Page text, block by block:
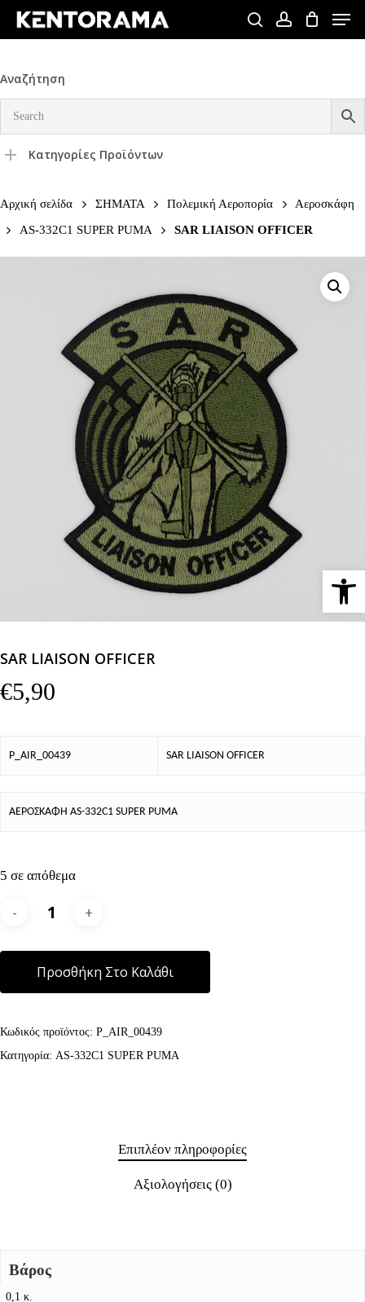
Skip
content
searchaccount
Menu
Αναζήτηση
Κατηγορίες Προϊόντων
Αρχική σελίδα ΣΗΜΑΤΑ Πολεμική Αεροπορία
Αεροσκάφη
AS-332C1 SUPER PUMA
SAR LIAISON OFFICER
SAR LIAISON OFFICER
€5,90
P_AIR_00439 SAR LIAISON OFFICER
ΑΕΡΟΣΚΑΦΗ AS-332C1 SUPER PUMA
5 σε απόθεμα
Προσθήκη Στο Καλάθι
Κωδικός προϊόντος: P_AIR_00439
Κατηγορία: AS-332C1 SUPER PUMA
Επιπλέον πληροφορίες
Αξιολογήσεις (0)
Βάρος
0,1 κ.